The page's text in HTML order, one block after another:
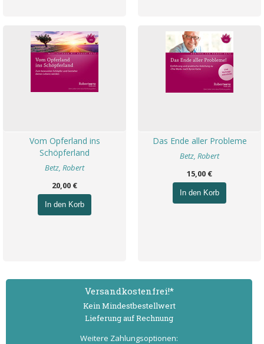
Vom Opferland ins
Schöpferland
Betz, Robert
20,00 €
In den Korb
Das Ende aller Probleme
Betz, Robert
15,00 €
In den Korb
Versand­kostenfrei!*
Kein Mindest­bestell­wert
Lieferung auf Rechnung
Weitere Zahlungs­optionen: